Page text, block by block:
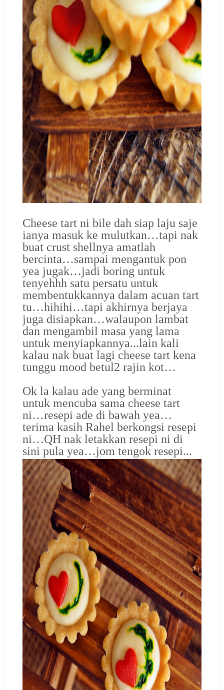
Cheese tart ni bile dah siap laju saje
ianya masuk ke mulutkan…tapi nak
buat crust shellnya amatlah
bercinta…sampai mengantuk pon
yea jugak…jadi boring untuk
tenyehhh satu persatu untuk
membentukkannya dalam acuan tart
tu…hihihi…tapi akhirnya berjaya
juga disiapkan…walaupon lambat
dan mengambil masa yang lama
untuk menyiapkannya...lain kali
kalau nak buat lagi cheese tart kena
tunggu mood betul2 rajin kot…
Ok la kalau ade yang berminat
untuk mencuba sama cheese tart
ni…resepi ade di bawah yea…
terima kasih Rahel berkongsi resepi
ni…QH nak letakkan resepi ni di
sini pula yea…jom tengok resepi...